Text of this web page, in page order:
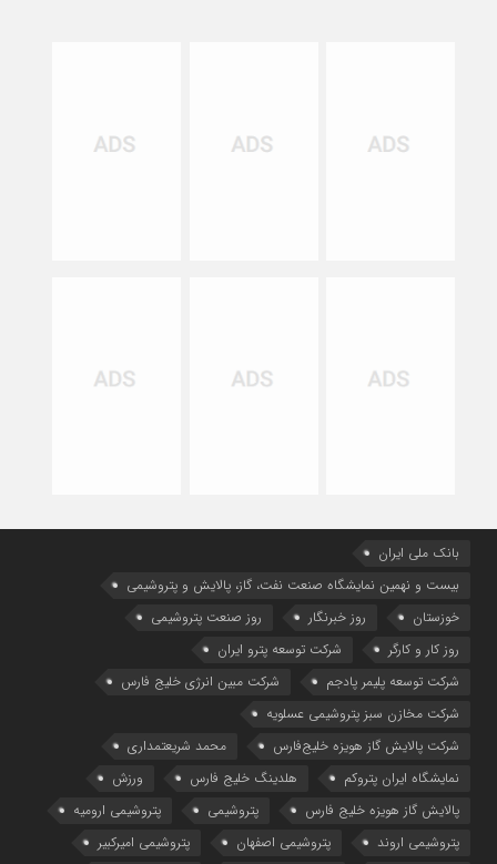
بانک ملی ایران
بیست و نهمین نمایشگاه صنعت نفت، گاز، پالایش و پتروشیمی
خوزستان
روز خبرنگار
روز صنعت پتروشیمی
روز کار و کارگر
شركت توسعه پترو ایران
شرکت توسعه پلیمر پادجم
شرکت مبین انرژی خلیج فارس
شرکت مخازن سبز پتروشیمی عسلویه
شرکت پالایش گاز هویزه خلیج‌فارس
محمد شریعتمداری
نمایشگاه ایران پتروکم
هلدینگ خلیج فارس
ورزش
پالایش گاز هویزه خلیج فارس
پتروشیمی
پتروشیمی ارومیه
پتروشیمی اروند
پتروشیمی اصفهان
پتروشیمی امیرکبیر